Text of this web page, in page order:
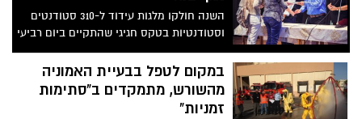
השנה חולקו מלגות עידוד ל-310 סטודנטים
וסטודנטיות בטקס חגיגי שהתקיים ביום רביעי
האחרון באולם התרבות שבמתנ"ס
במקום לטפל בבעיית האמוניה
מהשורש, מתמקדים ב"סתימות
זמניות"